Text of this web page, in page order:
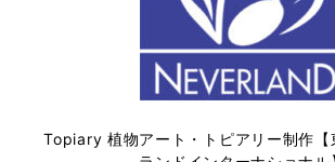
Topiary 植物アート・トピアリー制作【